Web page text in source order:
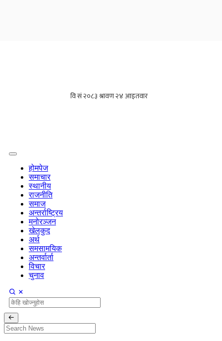
होमपेज
समाचार
स्थानीय
राजनीति
समाज
अन्तर्राष्ट्रिय
मनोरञ्जन
खेलकुद
अर्थ
समसामयिक
अन्तर्वार्ता
विचार
चुनाव